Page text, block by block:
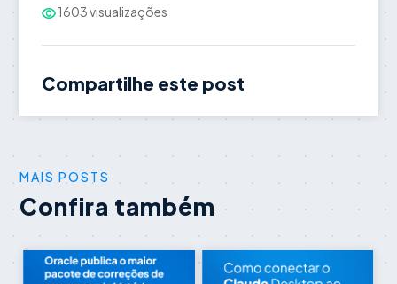
1603 visualizações
Compartilhe este post
MAIS POSTS
Confira também